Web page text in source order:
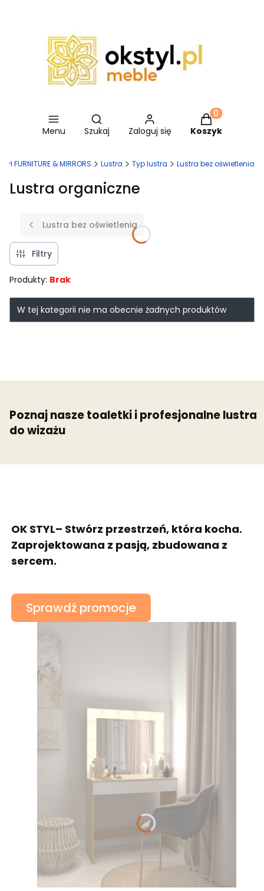
Menu
Otwórz wyszukiwarkę
Szukaj Zaloguj się
Produkty w
Koszyk
FURNITURE & MIRRORS Lustra Typ lustra Lustra bez oświetlenia
Lustra organiczne
Lustra bez oświetlenia
Filtry
Produkty: Brak
Lista produktów
W tej kategorii nie ma obecnie żadnych produktów
Poznaj nasze toaletki i profesjonalne lustra
do wizażu
OK STYL– Stwórz przestrzeń, która kocha.
Zaprojektowana z pasją, zbudowana z
sercem.
Sprawdź promocje